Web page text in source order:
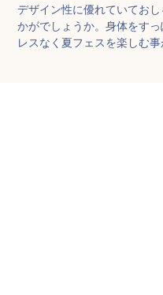
デザイン性に優れていてお
かがでしょうか。身体をす
レスなく夏フェスを楽しむ事